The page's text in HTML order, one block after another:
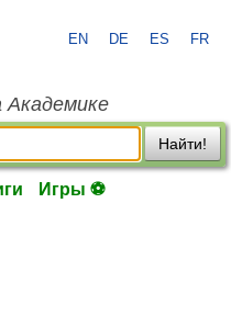
EN DE ES FR
Академике
Найти!
Игры ⚽